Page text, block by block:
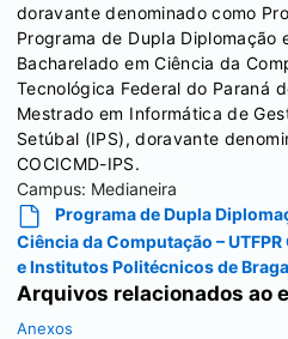
doravante denominado como
Programa de Dupla Diplomação
Bacharelado em Ciência da
Tecnológica Federal do Paraná
Mestrado em Informática de
Setúbal (IPS), doravante
COCICMD-IPS.
Campus: Medianeira
Programa de Dupla
Ciência da Computação –
e Institutos Politécnicos de
Arquivos relacionados ao
Anexos